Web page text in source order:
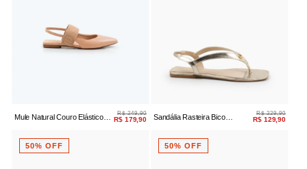
Mule Natural Couro Elástico
R$ 249,90
R$ 179,90
Sandália Rasteira Bico
R$ 229,90
R$ 129,90
50% OFF 50% OFF